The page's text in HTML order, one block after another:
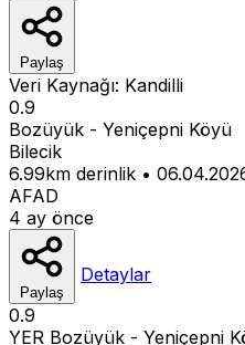
Paylaş
Veri Kaynağı: Kandilli
0.9
Bozüyük - Yeniçepni Köyü
Bilecik
6.99km derinlik •
AFAD
4 ay önce
Paylaş
Detaylar
0.9
YER Bozüyük - Yeniçepni